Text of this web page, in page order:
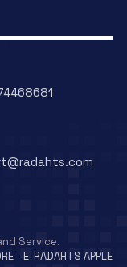
Service.
- E-RADAHTS APPLE